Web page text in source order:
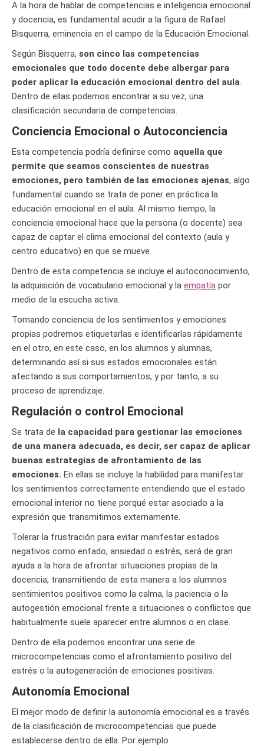
A la hora de hablar de competencias e inteligencia emocional
y docencia, es fundamental acudir a la figura de Rafael
Bisquerra, eminencia en el campo de la Educación Emocional.
Según Bisquerra, son cinco las competencias
emocionales que todo docente debe albergar para
poder aplicar la educación emocional dentro del aula.
Dentro de ellas podemos encontrar a su vez, una
clasificación secundaria de competencias.
Conciencia Emocional o Autoconciencia
Esta competencia podría definirse como aquella que
permite que seamos conscientes de nuestras
emociones, pero también de las emociones ajenas, algo
fundamental cuando se trata de poner en práctica la
educación emocional en el aula. Al mismo tiempo, la
conciencia emocional hace que la persona (o docente) sea
capaz de captar el clima emocional del contexto (aula y
centro educativo) en que se mueve.
Dentro de esta competencia se incluye el autoconocimiento,
la adquisición de vocabulario emocional y la empatía por
medio de la escucha activa.
Tomando conciencia de los sentimientos y emociones
propias podremos etiquetarlas e identificarlas rápidamente
en el otro, en este caso, en los alumnos y alumnas,
determinando así si sus estados emocionales están
afectando a sus comportamientos, y por tanto, a su
proceso de aprendizaje.
Regulación o control Emocional
Se trata de la capacidad para gestionar las emociones
de una manera adecuada, es decir, ser capaz de aplicar
buenas estrategias de afrontamiento de las
emociones. En ellas se incluye la habilidad para manifestar
los sentimientos correctamente entendiendo que el estado
emocional interior no tiene porqué estar asociado a la
expresión que transmitimos externamente.
Tolerar la frustración para evitar manifestar estados
negativos como enfado, ansiedad o estrés, será de gran
ayuda a la hora de afrontar situaciones propias de la
docencia, transmitiendo de esta manera a los alumnos
sentimientos positivos como la calma, la paciencia o la
autogestión emocional frente a situaciones o conflictos que
habitualmente suele aparecer entre alumnos o en clase.
Dentro de ella podemos encontrar una serie de
microcompetencias como el afrontamiento positivo del
estrés o la autogeneración de emociones positivas.
Autonomía Emocional
El mejor modo de definir la autonomía emocional es a través
de la clasificación de microcompetencias que puede
establecerse dentro de ella. Por ejemplo